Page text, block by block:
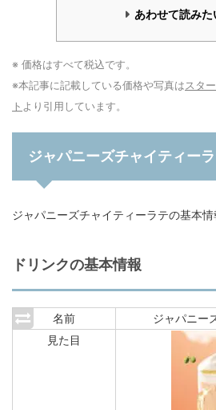
あわせて読みた
※ 価格はすべて税込です。
※本記事に記載している価格や写真はスタ
ト より引用しています。
ジャパニーズチャイティー
ジャパニーズチャイティーラテの基本情
ドリンクの基本情報
名前
ジャパニー
見た目